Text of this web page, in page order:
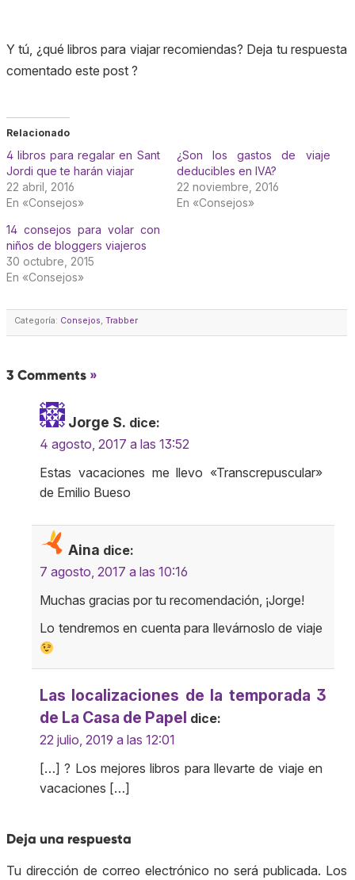
Y tú, ¿qué libros para viajar recomiendas? Deja tu respuesta
comentado este post ?
Relacionado
4 libros para regalar en Sant
Jordi que te harán viajar
22 abril, 2016
En «Consejos»
¿Son los gastos de viaje
deducibles en IVA?
22 noviembre, 2016
En «Consejos»
14 consejos para volar con
niños de bloggers viajeros
30 octubre, 2015
En «Consejos»
Categoría: Consejos, Trabber
3 Comments »
Jorge S. dice:
4 agosto, 2017 a las 13:52
Estas vacaciones me llevo «Transcrepuscular»
de Emilio Bueso
Aina dice:
7 agosto, 2017 a las 10:16
Muchas gracias por tu recomendación, ¡Jorge!
Lo tendremos en cuenta para llevárnoslo de viaje
Las localizaciones de la temporada 3
de La Casa de Papel dice:
22 julio, 2019 a las 12:01
[…] ? Los mejores libros para llevarte de viaje en
vacaciones […]
Deja una respuesta
Tu dirección de correo electrónico no será publicada. Los